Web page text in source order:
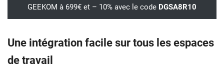
GEEKOM à 699€ et – 10% avec le code DGSA8R10
Une intégration facile sur tous les espaces
de travail